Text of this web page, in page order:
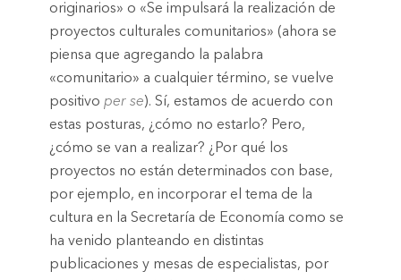
originarios» o «Se impulsará la realización de
proyectos culturales comunitarios» (ahora se
piensa que agregando la palabra
«comunitario» a cualquier término, se vuelve
positivo per se). Sí, estamos de acuerdo con
estas posturas, ¿cómo no estarlo? Pero,
¿cómo se van a realizar? ¿Por qué los
proyectos no están determinados con base,
por ejemplo, en incorporar el tema de la
cultura en la Secretaría de Economía como se
ha venido planteando en distintas
publicaciones y mesas de especialistas, por